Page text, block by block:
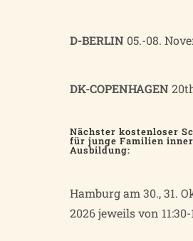
D-BERLIN 05.-08.
DK-COPENHAGEN
Nächster kostenloser
für junge Familien
Ausbildung:
Hamburg am 30., 31.
2026 jeweils von 11:30-